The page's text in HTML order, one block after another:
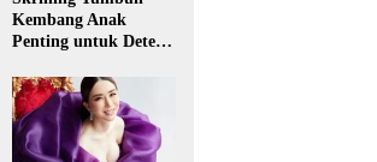
Kembang Anak
Penting untuk Deteksi
Perkembangan